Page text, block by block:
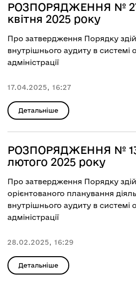
РОЗПОРЯДЖЕННЯ №
квітня 2025 року
Про затвердження Порядку
внутрішнього аудиту в системі
адміністрації
17.04.2025, 16:27
Детальніше
РОЗПОРЯДЖЕННЯ №
лютого 2025 року
Про затвердження Порядку
орієнтованого планування
внутрішнього аудиту в системі
адміністрації
28.02.2025, 16:29
Детальніше